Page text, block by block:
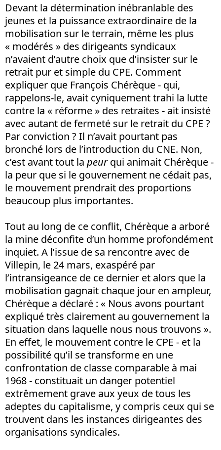
Devant la détermination inébranlable des
jeunes et la puissance extraordinaire de la
mobilisation sur le terrain, même les plus
« modérés » des dirigeants syndicaux
n’avaient d’autre choix que d’insister sur le
retrait pur et simple du CPE. Comment
expliquer que François Chérèque - qui,
rappelons-le, avait cyniquement trahi la lutte
contre la « réforme » des retraites - ait insisté
avec autant de fermeté sur le retrait du CPE ?
Par conviction ? Il n’avait pourtant pas
bronché lors de l’introduction du CNE. Non,
c’est avant tout la peurqui animait Chérèque -
la peur que si le gouvernement ne cédait pas,
le mouvement prendrait des proportions
beaucoup plus importantes.
Tout au long de ce conflit, Chérèque a arboré
la mine déconfite d’un homme profondément
inquiet. A l’issue de sa rencontre avec de
Villepin, le 24 mars, exaspéré par
l’intransigeance de ce dernier et alors que la
mobilisation gagnait chaque jour en ampleur,
Chérèque a déclaré : « Nous avons pourtant
expliqué très clairement au gouvernement la
situation dans laquelle nous nous trouvons ».
En effet, le mouvement contre le CPE - et la
possibilité qu’il se transforme en une
confrontation de classe comparable à mai
1968 - constituait un danger potentiel
extrêmement grave aux yeux de tous les
adeptes du capitalisme, y compris ceux qui se
trouvent dans les instances dirigeantes des
organisations syndicales.